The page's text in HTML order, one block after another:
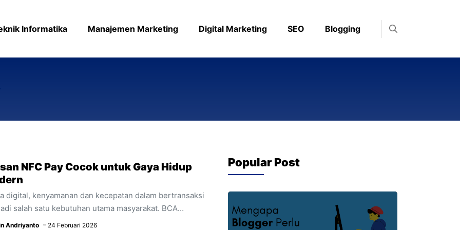
Informatika Manajemen Marketing Digital Marketing SEO Blogging
NFC Pay Cocok untuk Gaya Hidup
digital, kenyamanan dan kecepatan dalam bertransaksi
salah satu kebutuhan utama masyarakat. BCA
NFC Pay sebagai solusi bagi Kamu yang
Andriyanto 24 Februari 2026
Popular Post